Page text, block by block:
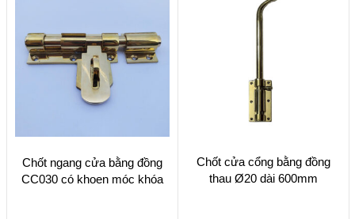
Chốt ngang cửa bằng đồng
CC030 có khoen móc khóa
Chốt cửa cổng bằng đồng
thau Ø20 dài 600mm